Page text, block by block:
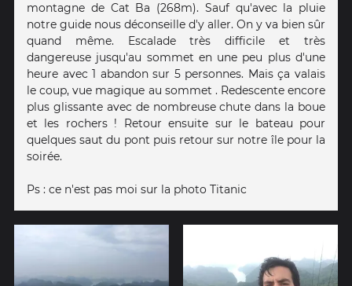
montagne de Cat Ba (268m). Sauf qu'avec la pluie
notre guide nous déconseille d'y aller. On y va bien sûr
quand même. Escalade très difficile et très
dangereuse jusqu'au sommet en une peu plus d'une
heure avec 1 abandon sur 5 personnes. Mais ça valais
le coup, vue magique au sommet . Redescente encore
plus glissante avec de nombreuse chute dans la boue
et les rochers ! Retour ensuite sur le bateau pour
quelques saut du pont puis retour sur notre île pour la
soirée.
Ps : ce n'est pas moi sur la photo Titanic